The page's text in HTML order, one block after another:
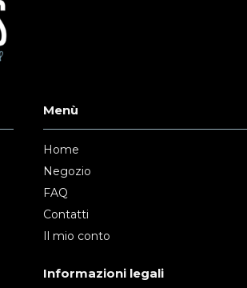
Menù
Home
Negozio
FAQ
Contatti
Il mio conto
Informazioni legali